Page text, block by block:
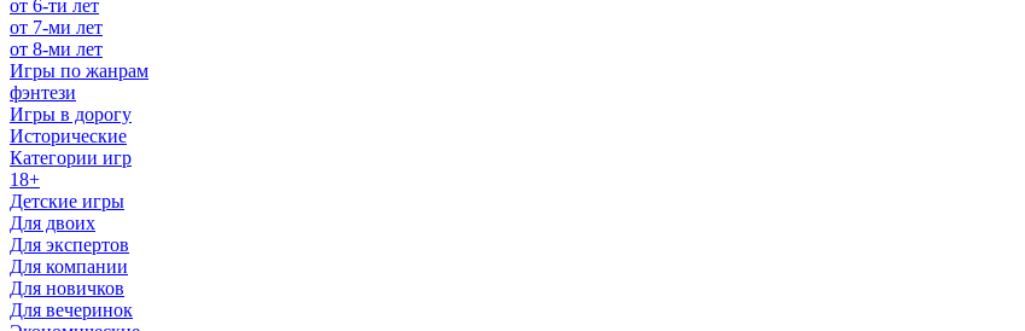
от 6-ти лет
от 7-ми лет
от 8-ми лет
Игры по жанрам
фэнтези
Игры в дорогу
Исторические
Категории игр
18+
Детские игры
Для двоих
Для экспертов
Для компании
Для новичков
Для вечеринок